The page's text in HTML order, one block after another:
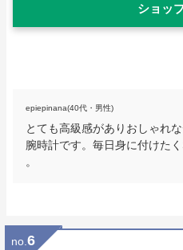
ショッ
epiepinana(40代・男性)
とても高級感がありおしゃれ
腕時計です。毎日身に付けた
。
no. 6